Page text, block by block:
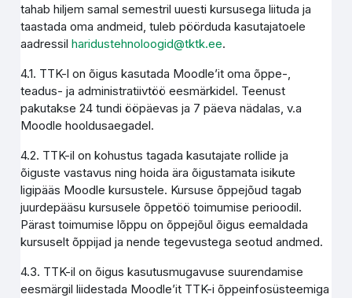
tahab hiljem samal semestril uuesti kursusega liituda ja
taastada oma andmeid, tuleb pöörduda kasutajatoele
aadressilharidustehnoloogid@tktk.ee.
4.1. TTK-l on õigus kasutada Moodle’it oma õppe-,
teadus- ja administratiivtöö eesmärkidel. Teenust
pakutakse 24 tundi ööpäevas ja 7 päeva nädalas, v.a
Moodle hooldusaegadel.
4.2. TTK-il on kohustus tagada kasutajate rollide ja
õiguste vastavus ning hoida ära õigustamata isikute
ligipääs Moodle kursustele. Kursuse õppejõud tagab
juurdepääsu kursusele õppetöö toimumise perioodil.
Pärast toimumise lõppu on õppejõul õigus eemaldada
kursuselt õppijad ja nende tegevustega seotud andmed.
4.3. TTK-il on õigus kasutusmugavuse suurendamise
eesmärgil liidestada Moodle’it TTK-i õppeinfosüsteemiga